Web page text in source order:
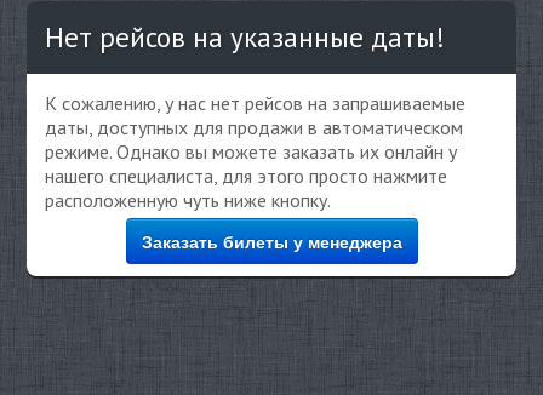
Нет рейсов на указанные даты!
К сожалению, у нас нет рейсов на запрашиваемые
даты, доступных для продажи в автоматическом
режиме. Однако вы можете заказать их онлайн у
нашего специалиста, для этого просто нажмите
расположенную чуть ниже кнопку.
Заказать билеты у менеджера